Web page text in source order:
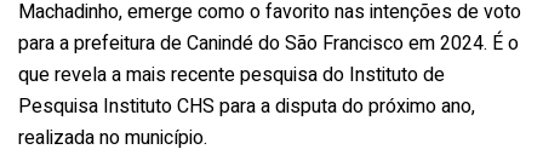
Machadinho, emerge como o favorito nas intenções de voto
para a prefeitura de Canindé do São Francisco em 2024. É o
que revela a mais recente pesquisa do Instituto de
Pesquisa Instituto CHS para a disputa do próximo ano,
realizada no município.